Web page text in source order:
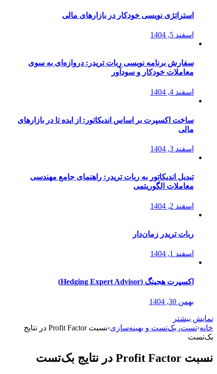
استراتژی‌ نویسی خودکار در بازارهای مالی
اسفند 5, 1404
سفارش برنامه نویسی ربات تریدر: دروازه‌ای به سوی
معاملات خودکار و سودآور
اسفند 4, 1404
ساخت اکسپرت بر اساس اندیکاتور: از ایده تا در بازارهای
مالی
اسفند 3, 1404
تبدیل اندیکاتور به ربات تریدر: راهنمای جامع مهندسی
معاملات الگوریتمی
اسفند 2, 1404
ربات تریدر زمان‌دار
اسفند 1, 1404
اکسپرت هجینگ (Hedging Expert Advisor)
بهمن 30, 1404
نمایش بیشتر
خانه›تست، بک‌تست و بهینه‌سازی›
نسبت Profit Factor در نتایج
بک‌تست
نسبت Profit Factor در نتایج بک‌تست